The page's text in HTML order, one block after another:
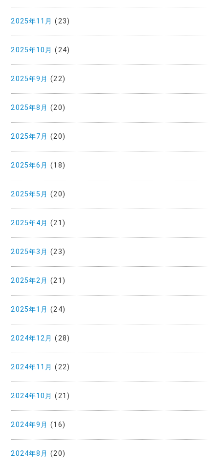
2025年11月 (23)
2025年10月 (24)
2025年9月 (22)
2025年8月 (20)
2025年7月 (20)
2025年6月 (18)
2025年5月 (20)
2025年4月 (21)
2025年3月 (23)
2025年2月 (21)
2025年1月 (24)
2024年12月 (28)
2024年11月 (22)
2024年10月 (21)
2024年9月 (16)
2024年8月 (20)